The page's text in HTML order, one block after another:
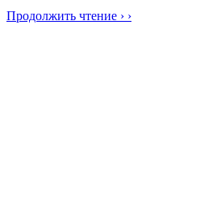
Продолжить чтение › ›